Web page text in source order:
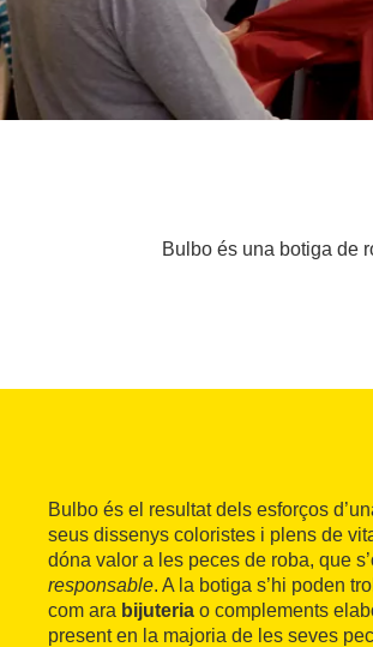
Bulbo és una botiga de
Bulbo és el resultat dels esforços
seus dissenys coloristes i plens de
dóna valor a les peces de roba, que
responsable. A la botiga s’hi poden
com ara bijuteria o complements
present en la majoria de les seves